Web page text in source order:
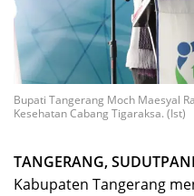
Bupati Tangerang Moch Maesyal
Kesehatan Cabang Tigaraksa. (Ist)
TANGERANG,
Kabupaten Tangerang